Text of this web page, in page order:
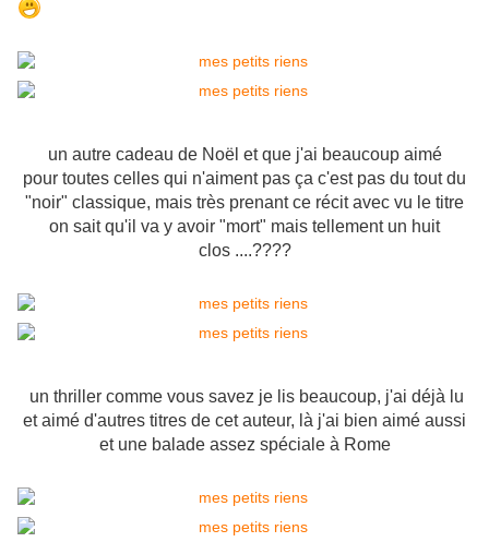
un autre cadeau de Noël et que j'ai beaucoup aimé
pour toutes celles qui n'aiment pas ça c'est pas du tout du
"noir" classique, mais très prenant ce récit avec vu le titre
on sait qu'il va y avoir "mort" mais tellement un huit
clos ....????
un thriller comme vous savez je lis beaucoup, j'ai déjà lu
et aimé d'autres titres de cet auteur, là j'ai bien aimé aussi
et une balade assez spéciale à Rome